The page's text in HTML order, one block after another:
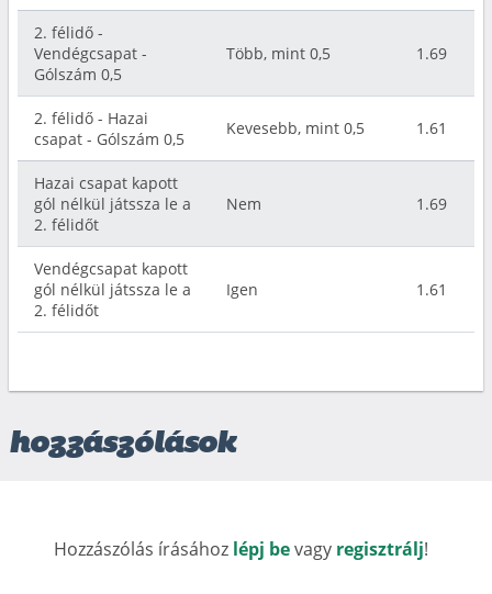
2. félidő -
Vendégcsapat -
Gólszám 0,5
Több, mint 0,5 1.69
2. félidő - Hazai
csapat - Gólszám 0,5
Kevesebb, mint 0,5 1.61
Hazai csapat kapott
gól nélkül játssza le a
2. félidőt
Nem 1.69
Vendégcsapat kapott
gól nélkül játssza le a
2. félidőt
Igen 1.61
hozzászólások
Hozzászólás írásához lépj bevagy regisztrálj!